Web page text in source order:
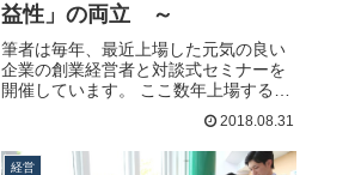
益性」の両立 ～
筆者は毎年、最近上場した元気の良い
企業の創業経営者と対談式セミナーを
開催しています。 ここ数年上場する
2018.08.31
経営